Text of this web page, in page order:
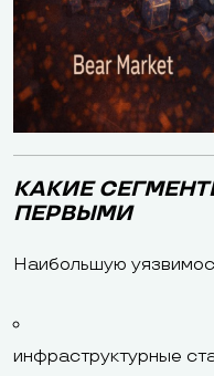
КАКИЕ
ПЕРВЫМИ
Наибольшую
инфраструктурные